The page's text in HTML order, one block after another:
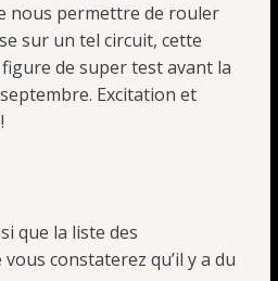
nous permettre de rouler
sur un tel circuit, cette
de super test avant la
Excitation et
que la liste des
constaterez qu’il y a du